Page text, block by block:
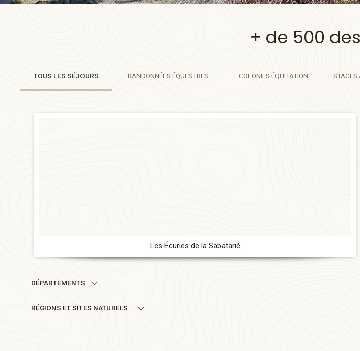
+ de 500
TOUS LES SÉJOURS RANDONNÉES ÉQUESTRES COLONIES ÉQUITATION STAGES
Les Écuries de la Sabatarié
DÉPARTEMENTS
RÉGIONS ET SITES NATURELS